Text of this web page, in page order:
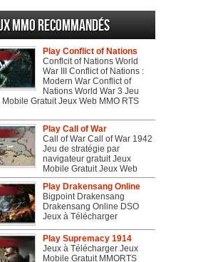
MMO recommandés
Play Conflict of Nations
Conflcit of Nations World
War III Conflict of Nations :
Modern War Conflict of
Nations World War 3 Jeu
Mobile Gratuit Jeux Web MMO RTS
Play Call of War
Call of War Call of War 1942
Jeu de stratégie par
navigateur gratuit Jeux
Mobile Gratuit Jeux Web
Play Drakensang Online
Bigpoint Drakensang
Drakensang Online DSO
Jeux à Télécharger
Play Supremacy 1914
Jeux à Télécharger Jeux
Mobile Gratuit MMORTS